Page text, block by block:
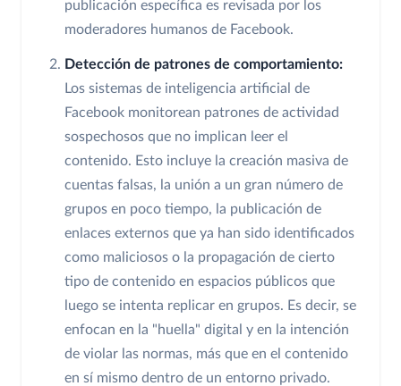
publicación específica es revisada por los
moderadores humanos de Facebook.
Detección de patrones de comportamiento:
Los sistemas de inteligencia artificial de
Facebook monitorean patrones de actividad
sospechosos que no implican leer el
contenido. Esto incluye la creación masiva de
cuentas falsas, la unión a un gran número de
grupos en poco tiempo, la publicación de
enlaces externos que ya han sido identificados
como maliciosos o la propagación de cierto
tipo de contenido en espacios públicos que
luego se intenta replicar en grupos. Es decir, se
enfocan en la "huella" digital y en la intención
de violar las normas, más que en el contenido
en sí mismo dentro de un entorno privado.